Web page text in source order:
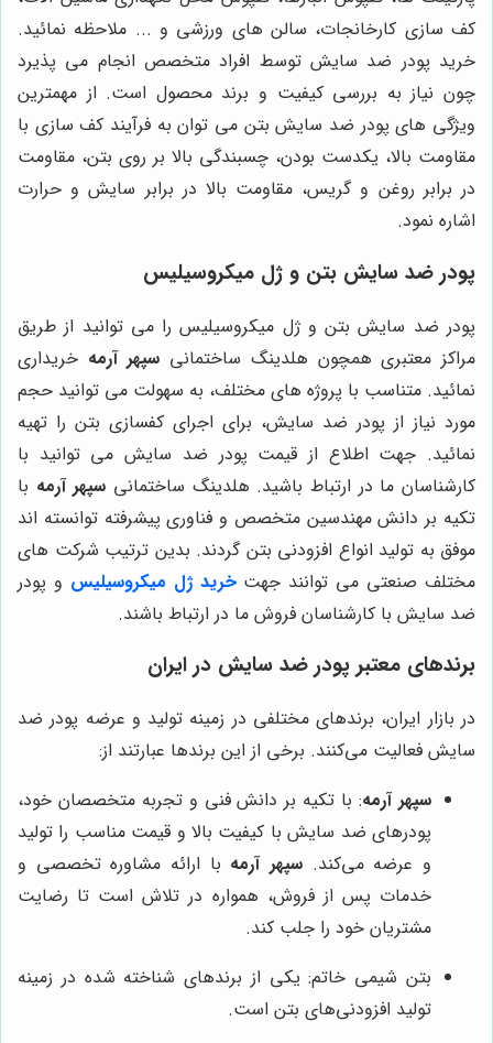
کف سازی کارخانجات، سالن های ورزشی و ... ملاحظه نمائید.
خرید پودر ضد سایش توسط افراد متخصص انجام می پذیرد
چون نیاز به بررسی کیفیت و برند محصول است. از مهمترین
ویژگی های پودر ضد سایش بتن می توان به فرآیند کف سازی با
مقاومت بالا، یکدست بودن، چسبندگی بالا بر روی بتن، مقاومت
در برابر روغن و گریس، مقاومت بالا در برابر سایش و حرارت
اشاره نمود.
پودر ضد سایش بتن و ژل میکروسیلیس
پودر ضد سایش بتن و ژل میکروسیلیس را می توانید از طریق
مراکز معتبری همچون هلدینگ ساختمانی سپهر آرمه خریداری
نمائید. متناسب با پروژه های مختلف، به سهولت می توانید حجم
مورد نیاز از پودر ضد سایش، برای اجرای کفسازی بتن را تهیه
نمائید. جهت اطلاع از قیمت پودر ضد سایش می توانید با
کارشناسان ما در ارتباط باشید. هلدینگ ساختمانی سپهر آرمه با
تکیه بر دانش مهندسین متخصص و فناوری پیشرفته توانسته اند
موفق به تولید انواع افزودنی بتن گردند. بدین ترتیب شرکت های
مختلف صنعتی می توانند جهتخرید ژل میکروسیلیس و پودر
ضد سایش با کارشناسان فروش ما در ارتباط باشند.
برندهای معتبر پودر ضد سایش در ایران
در بازار ایران، برندهای مختلفی در زمینه تولید و عرضه پودر ضد
سایش فعالیت می‌کنند. برخی از این برندها عبارتند از:
سپهر آرمه: با تکیه بر دانش فنی و تجربه متخصصان خود،
پودرهای ضد سایش با کیفیت بالا و قیمت مناسب را تولید
و عرضه می‌کند. سپهر آرمه با ارائه مشاوره تخصصی و
خدمات پس از فروش، همواره در تلاش است تا رضایت
مشتریان خود را جلب کند.
بتن شیمی خاتم: یکی از برندهای شناخته شده در زمینه
تولید افزودنی‌های بتن است.